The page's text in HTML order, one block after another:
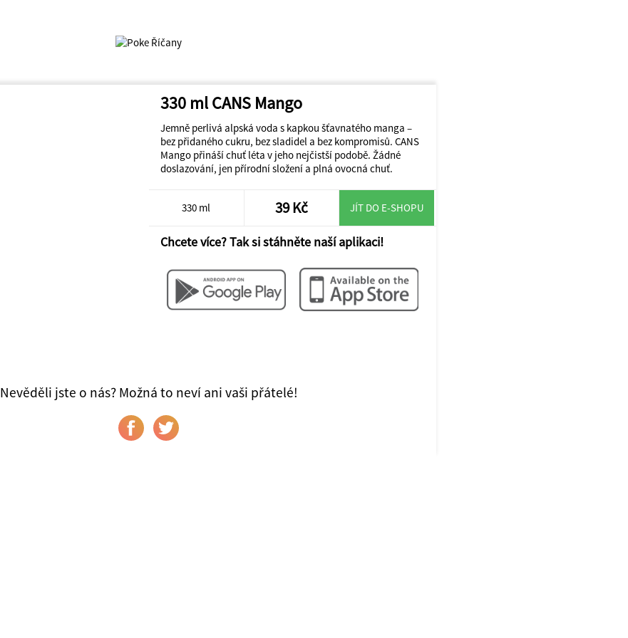
330 ml CANS Mango
Jemně perlivá alpská voda s kapkou šťavnatého manga –
bez přidaného cukru, bez sladidel a bez kompromisů. CANS
Mango přináší chuť léta v jeho nejčistší podobě. Žádné
doslazování, jen přírodní složení a plná ovocná chuť.
330 ml 39 Kč JÍT DO E-SHOPU
Chcete více? Tak si stáhněte naší aplikaci!
Nevěděli jste o nás? Možná to neví ani vaši přátelé!